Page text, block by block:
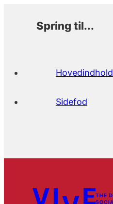
Spring til...
Hovedindhold
Sidefod